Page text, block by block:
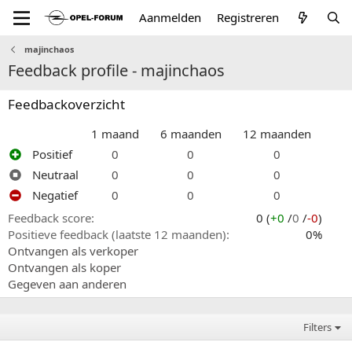
Aanmelden Registreren
majinchaos
Feedback profile - majinchaos
Feedbackoverzicht
1 maand 6 maanden
12 maanden
Positief
0 0
0
Neutraal
0 0
0
Negatief
0 0
0
Feedback score
0 (+0 /0 /-0)
Positieve feedback (laatste 12 maanden)
0%
Ontvangen als verkoper
Ontvangen als koper
Gegeven aan anderen
Filters